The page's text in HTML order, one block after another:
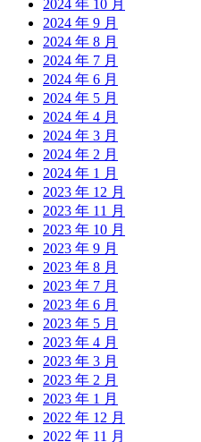
2024 年 10 月
2024 年 9 月
2024 年 8 月
2024 年 7 月
2024 年 6 月
2024 年 5 月
2024 年 4 月
2024 年 3 月
2024 年 2 月
2024 年 1 月
2023 年 12 月
2023 年 11 月
2023 年 10 月
2023 年 9 月
2023 年 8 月
2023 年 7 月
2023 年 6 月
2023 年 5 月
2023 年 4 月
2023 年 3 月
2023 年 2 月
2023 年 1 月
2022 年 12 月
2022 年 11 月